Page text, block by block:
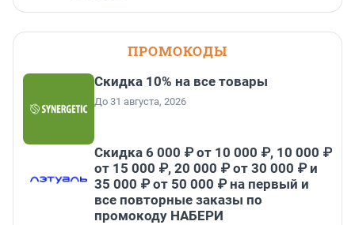
ПРОМОКОДЫ
Скидка 10% на все товары
До 31 августа, 2026
Скидка 6 000 ₽ от 10 000 ₽, 10 000 ₽
от 15 000 ₽, 20 000 ₽ от 30 000 ₽ и
35 000 ₽ от 50 000 ₽ на первый и
все повторные заказы по
промокоду НАБЕРИ